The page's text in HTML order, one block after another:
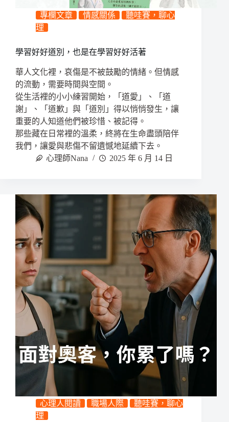
專欄文章 情感關係
聽哇賽，聊心
理
學習好好道別，也是在學習好好活著
華人文化裡，哀傷是不被鼓勵的情緒。但情感
的流動，需要時間與空間。
從生活裡的小小練習開始，「道愛」、「道
謝」、「道歉」與「道別」得以悄悄發生，讓
重要的人知道他們被珍惜、被記得。
那些藏在日常裡的溫柔，終將在生命盡頭陪伴
我們，讓愛與悲傷不留遺憾地延續下去。
心理師Nana
2025 年 6 月 14 日
心理人閱讀 職場人際
聽哇賽，聊心
理